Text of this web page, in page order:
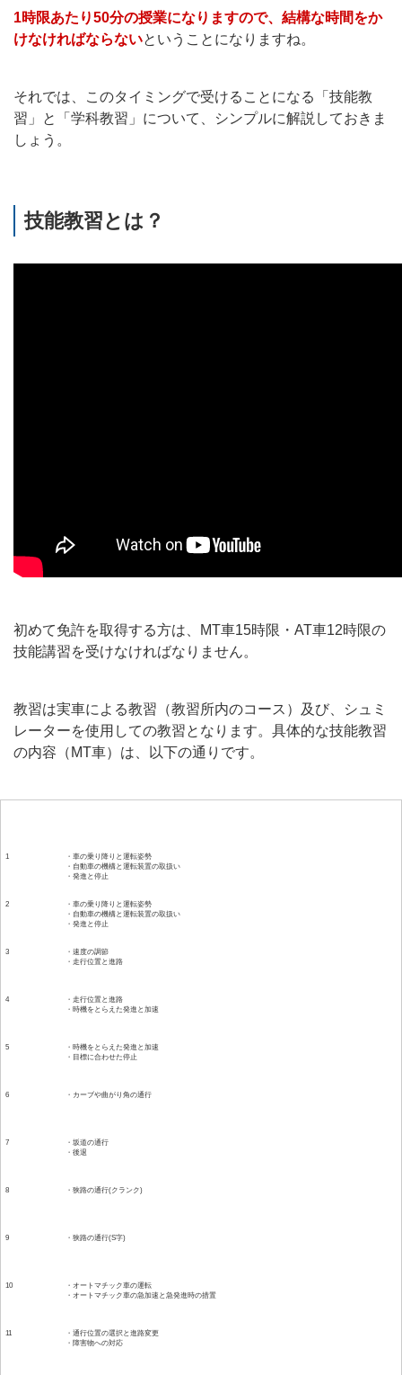
1時限あたり50分の授業になりますので、結構な時間をか
けなければならないということになりますね。
それでは、このタイミングで受けることになる「技能教
習」と「学科教習」について、シンプルに解説しておきま
しょう。
技能教習とは？
初めて免許を取得する方は、MT車15時限・AT車12時限の
技能講習を受けなければなりません。
教習は実車による教習（教習所内のコース）及び、シュミ
レーターを使用しての教習となります。具体的な技能教習
の内容（MT車）は、以下の通りです。
1
・車の乗り降りと運転姿勢
・自動車の機構と運転装置の取扱い
・発進と停止
2
・車の乗り降りと運転姿勢
・自動車の機構と運転装置の取扱い
・発進と停止
3
・速度の調節
・走行位置と進路
4
・走行位置と進路
・時機をとらえた発進と加速
5
・時機をとらえた発進と加速
・目標に合わせた停止
6 ・カーブや曲がり角の通行
7
・坂道の通行
・後退
8 ・狭路の通行(クランク)
9 ・狭路の通行(S字)
10
・オートマチック車の運転
・オートマチック車の急加速と急発進時の措置
11
・通行位置の選択と進路変更
・障害物への対応